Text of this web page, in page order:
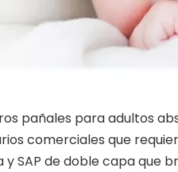
pañales para adultos
comerciales que
y SAP de doble capa que